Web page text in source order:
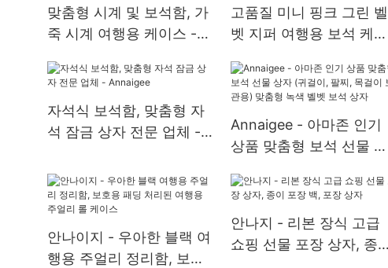
맞춤형 시계 및 보석함, 가
죽 시계 여행용 케이스 -
고품질 미니 핑크 그린 벨
벳 지퍼 여행용 보석 케이
자석식 보석함, 맞춤형 자
석 잠금 상자 전문 업체 -
Annaigee - 아마존 인기
상품 맞춤형 보석 선물 상
보관용) 맞춤형 녹색 벨
안나이지 - 우아한 블랙 여
행용 주얼리 정리함, 보호
안나지 - 리본 장식 고급
쇼핑 선물 포장 상자, 종이